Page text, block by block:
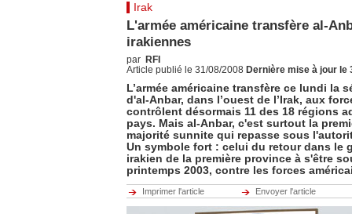
Irak
L'armée américaine transfère al-
irakiennes
par RFI
Article publié le 31/08/2008 Dernière mise à jour le
L’armée américaine transfère ce lundi la
d'al-Anbar, dans l’ouest de l’Irak, aux
contrôlent désormais 11 des 18 régions
pays. Mais al-Anbar, c'est surtout la
majorité sunnite qui repasse sous
Un symbole fort : celui du retour dans le
irakien de la première province à s'être
printemps 2003, contre les forces
Imprimer l'article Envoyer l'article